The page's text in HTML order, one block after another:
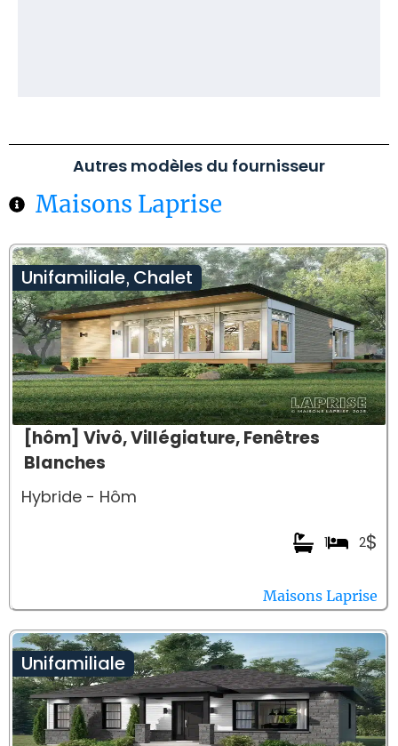
Autres modèles du fournisseur
Maisons Laprise
Unifamiliale, Chalet
[hôm] Vivô, Villégiature, Fenêtres
Blanches
Hybride - Hôm
$
2
1
Maisons Laprise
Unifamiliale